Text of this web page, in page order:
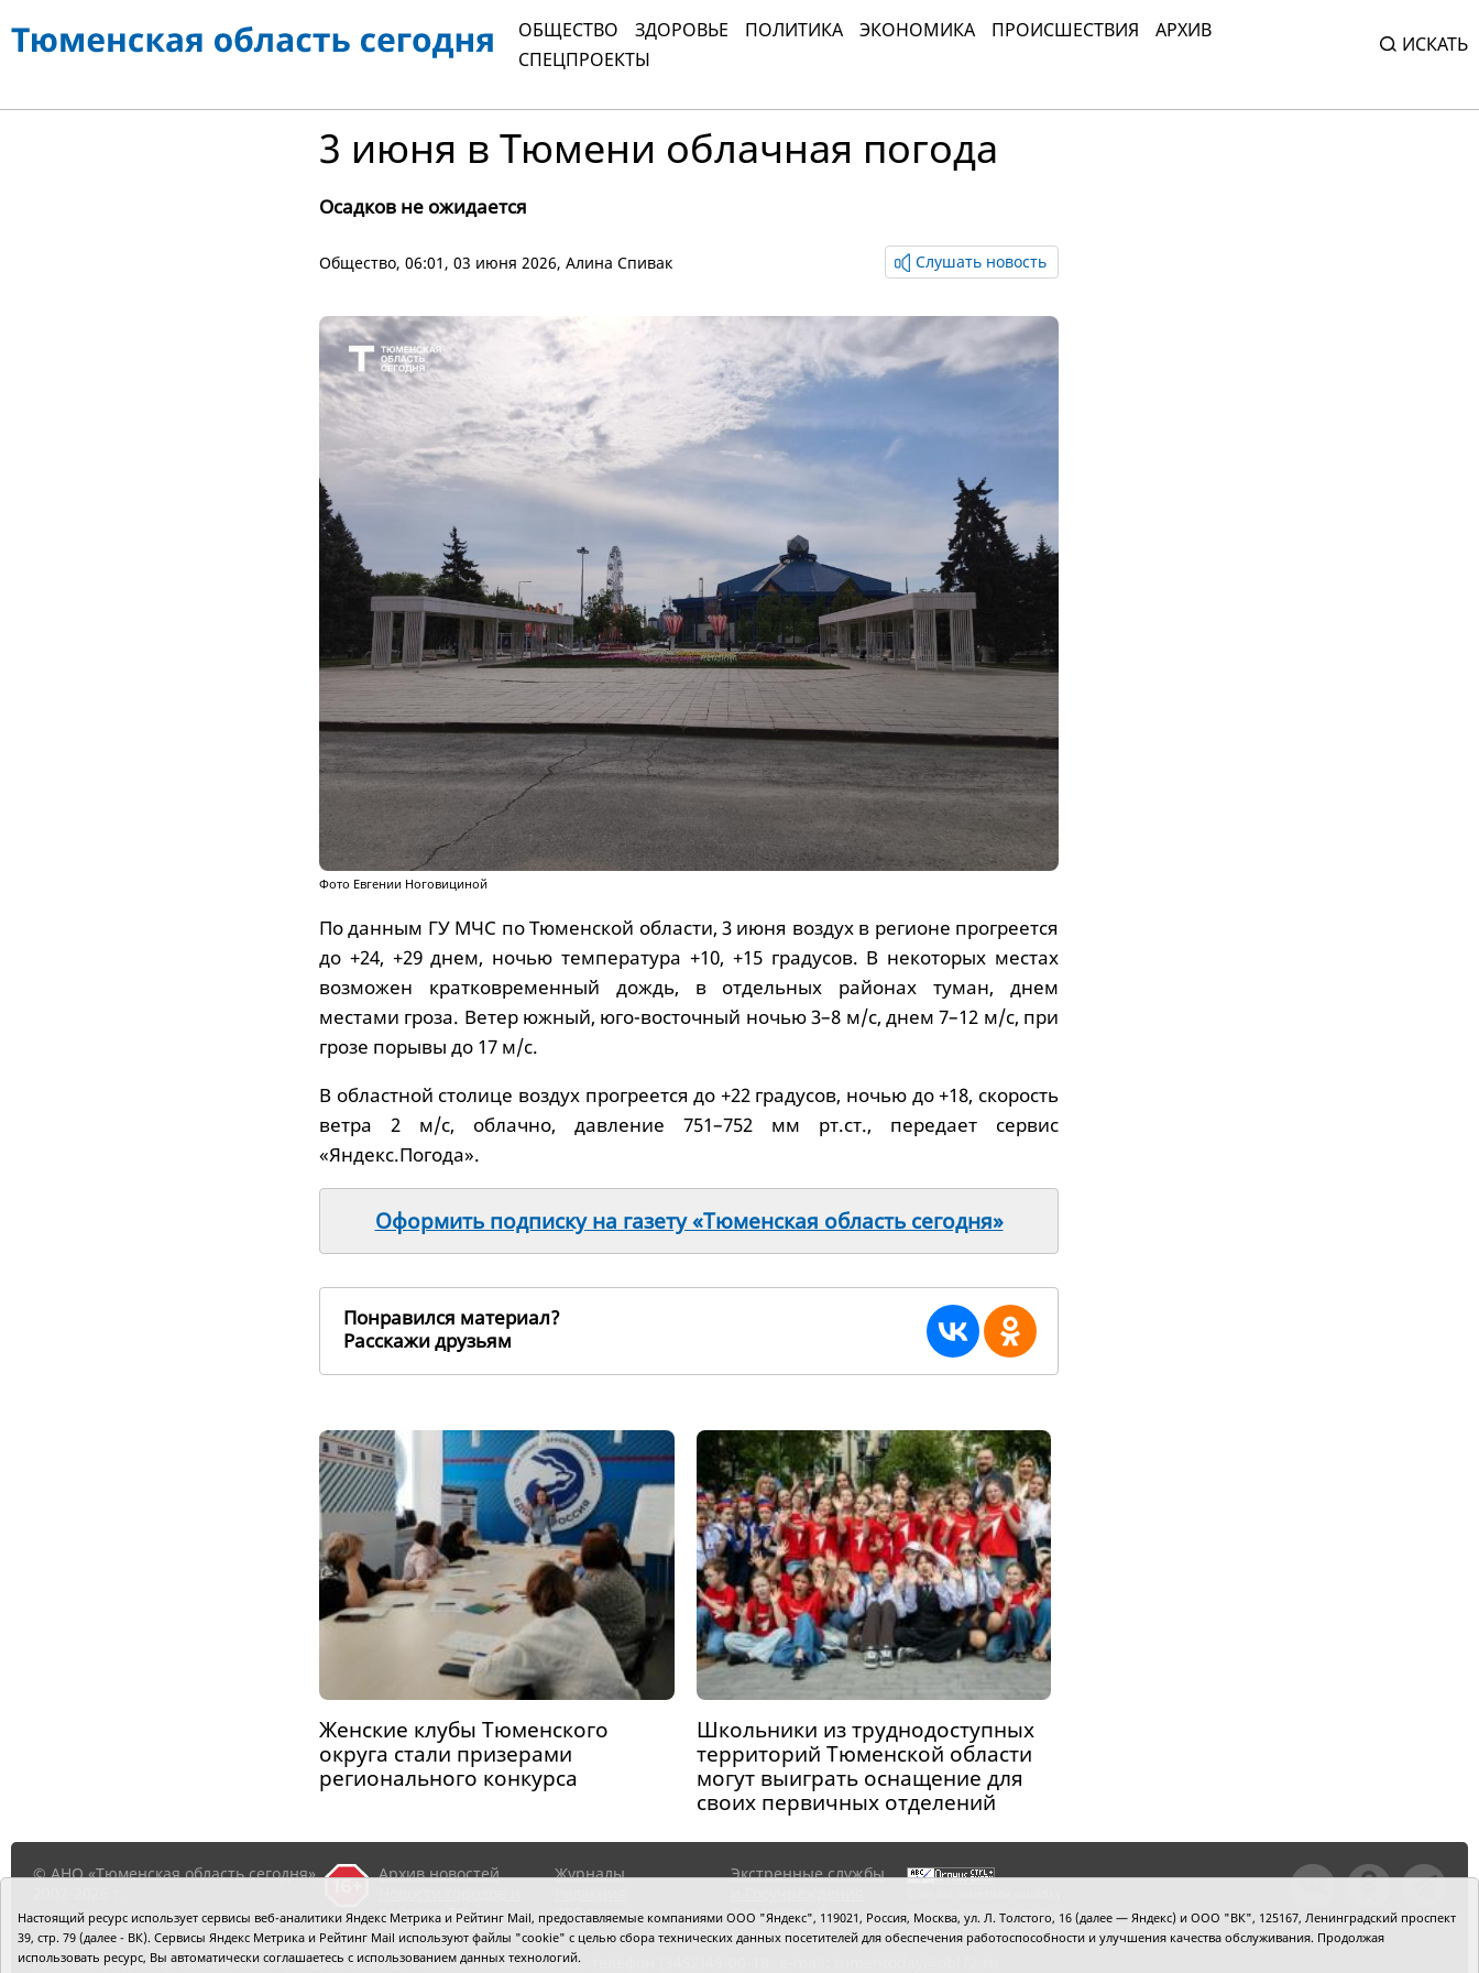
ОБЩЕСТВО ЗДОРОВЬЕ ПОЛИТИКА ЭКОНОМИКА ПРОИСШЕСТВИЯ
АРХИВ
СПЕЦПРОЕКТЫ
ИСКАТЬ
3 июня в Тюмени облачная погода
Осадков не ожидается
Общество, 06:01, 03 июня 2026, Алина Спивак Слушать новость
Фото Евгении Ноговициной
По данным ГУ МЧС по Тюменской области, 3 июня воздух в регионе прогреется
до +24, +29 днем, ночью температура +10, +15 градусов. В некоторых местах
возможен кратковременный дождь, в отдельных районах туман, днем
местами гроза. Ветер южный, юго-восточный ночью 3–8 м/с, днем 7–12 м/с, при
грозе порывы до 17 м/с.
В областной столице воздух прогреется до +22 градусов, ночью до +18, скорость
ветра 2 м/с, облачно, давление 751–752 мм рт.ст., передает сервис
«Яндекс.Погода».
Оформить подписку на газету «Тюменская область сегодня»
Понравился материал?
Расскажи друзьям
Женские клубы Тюменского
округа стали призерами
регионального конкурса
Школьники из труднодоступных
территорий Тюменской области
могут выиграть оснащение для
своих первичных отделений
© АНО «Тюменская область сегодня»,
Архив новостей
районов ТО
Журналы
RSS поток
Экстренные службы
Сведения об
организации
выделите мышкой текст и
нажмитеCtrl+Enter
Главный редактор Рябков А.В. Редакция: 625002, Тюмень, Осипенко, 81,
Настоящий ресурс использует сервисы веб-аналитики Яндекс Метрика и Рейтинг Mail, предоставляемые компаниями ООО "Яндекс", 119021, Россия, Москва, ул. Л. Толстого, 16 (далее — Яндекс) и ООО "ВК", 125167, Ленинградский проспект
39, стр. 79 (далее - ВК). Сервисы Яндекс Метрика и Рейтинг Mail используют файлы "cookie" с целью сбора технических данных посетителей для обеспечения работоспособности и улучшения качества обслуживания. Продолжая
использовать ресурс, Вы автоматически соглашаетесь с использованием данных технологий.